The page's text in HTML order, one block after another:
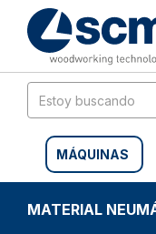
contenido
menú
navegación
MÁQUINAS
MATERIAL